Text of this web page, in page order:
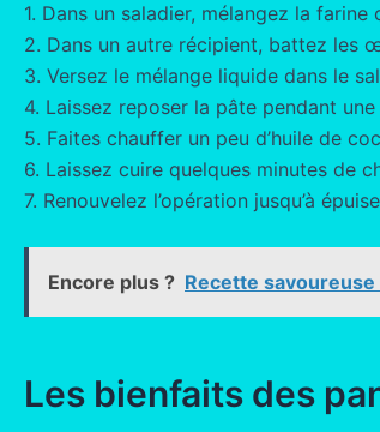
1. Dans un saladier, mélangez la
2. Dans un autre récipient, battez les
3. Versez le mélange liquide dans le
4. Laissez reposer la pâte pendant
5. Faites chauffer un peu d’huile de
6. Laissez cuire quelques minutes de
7. Renouvelez l’opération jusqu’à
Encore plus ? Recette
Les bienfaits des